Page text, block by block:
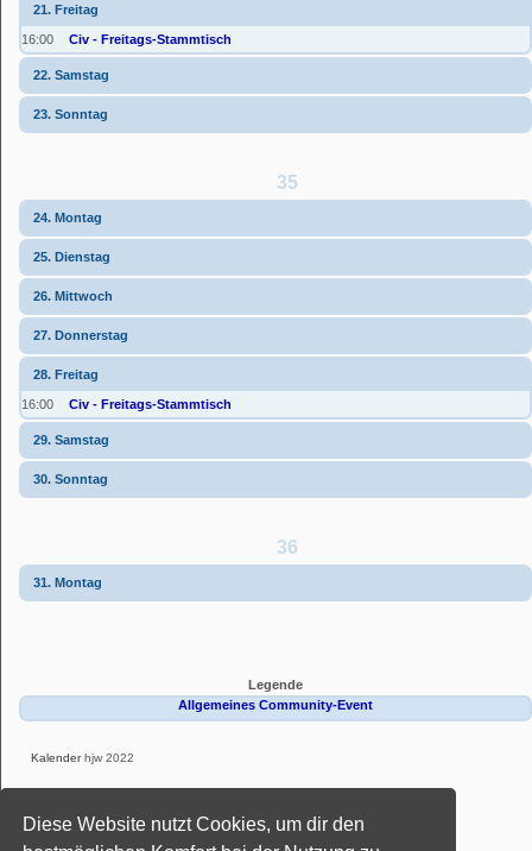
Diese Website nutzt Cookies, um dir den
21. Freitag
16:00 Civ - Freitags-Stammtisch
22. Samstag
23. Sonntag
35
24. Montag
25. Dienstag
26. Mittwoch
27. Donnerstag
28. Freitag
16:00 Civ - Freitags-Stammtisch
29. Samstag
30. Sonntag
36
31. Montag
Legende
Allgemeines Community-Event
Kalenderhjw 2022
Deutsche Übersetzung durch phpBB.de